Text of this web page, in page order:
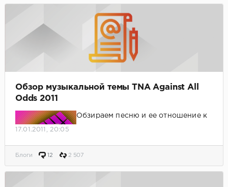
Обзор музыкальной темы TNA Against All
Odds 2011
Обзираем песню и ее отношение к
шоу.
17.01.2011, 20:05
Блоги 12 2 507